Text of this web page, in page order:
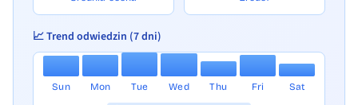
📈 Trend odwiedzin (7 dni)
Sun Mon Tue Wed Thu Fri Sat